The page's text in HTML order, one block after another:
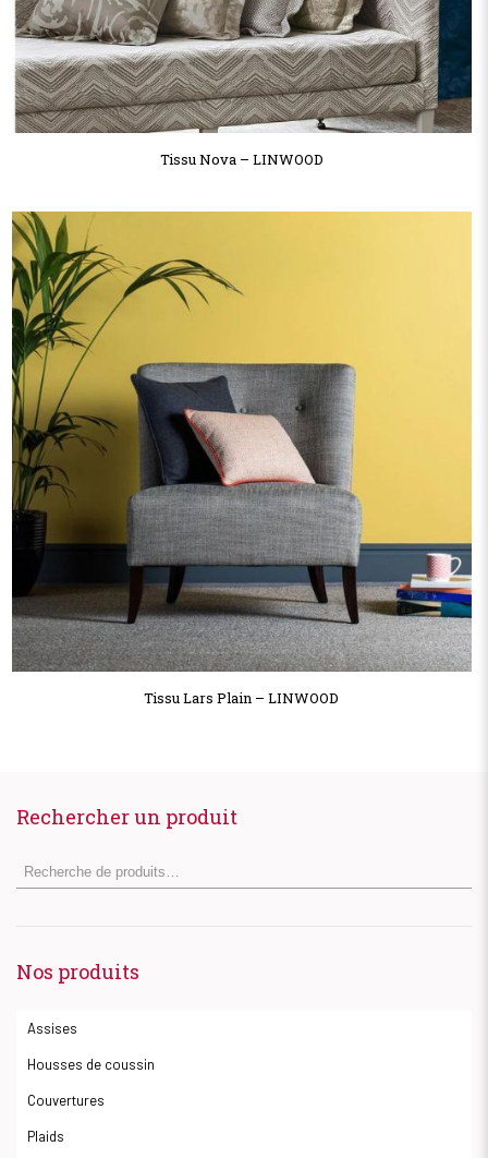
Tissu Nova – LINWOOD
Tissu Lars Plain – LINWOOD
Rechercher un produit
Nos produits
Assises
Housses de coussin
Couvertures
Plaids